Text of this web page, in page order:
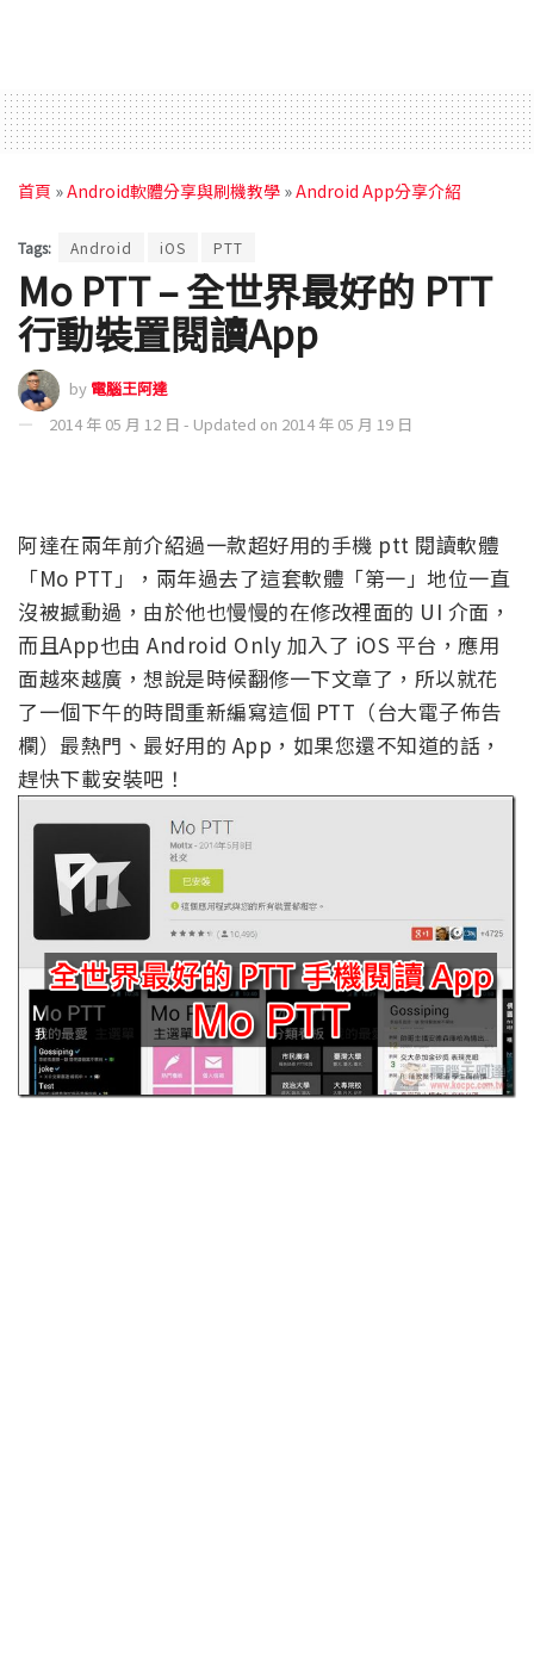
首頁 »Android軟體分享與刷機教學 »Android App分享介紹
Tags: Android iOS PTT
Mo PTT – 全世界最好的 PTT
行動裝置閱讀App
by 電腦王阿達
2014 年 05 月 12 日 - Updated on 2014 年 05 月 19 日
阿達在兩年前介紹過一款超好用的手機 ptt 閱讀軟體
「Mo PTT」，兩年過去了這套軟體「第一」地位一直
沒被撼動過，由於他也慢慢的在修改裡面的 UI 介面，
而且App也由 Android Only 加入了 iOS 平台，應用
面越來越廣，想說是時候翻修一下文章了，所以就花
了一個下午的時間重新編寫這個 PTT（台大電子佈告
欄）最熱門、最好用的 App，如果您還不知道的話，
趕快下載安裝吧！